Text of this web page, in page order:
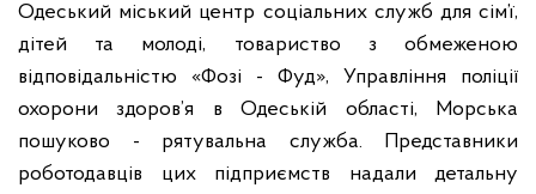
Одеський міський центр соціальних служб для сім’ї,
дітей та молоді, товариство з обмеженою
відповідальністю «Фозі - Фуд», Управління поліції
охорони здоров’я в Одеській області, Морська
пошуково - рятувальна служба. Представники
роботодавців цих підприємств надали детальну